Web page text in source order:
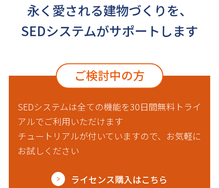
永く愛される建物づくりを、
SEDシステムがサポートします
ご検討中の方
SEDシステムは全ての機能を30日間無料トライ
アルでご利用いただけます
チュートリアルが付いていますので、お気軽に
お試しください
ライセンス購入はこちら